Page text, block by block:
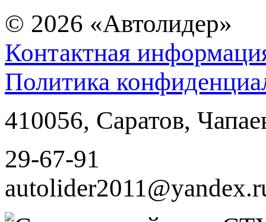
© 2026 «Автолидер»
Контактная
Политика
410056, Саратов,
29-67-91